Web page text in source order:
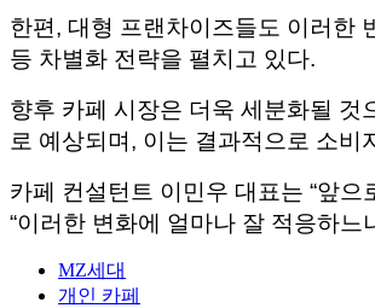
한편, 대형 프랜차이즈들도 이러한
등 차별화 전략을 펼치고 있다.
향후 카페 시장은 더욱 세분화될
로 예상되며, 이는 결과적으로 소비
카페 컨설턴트 이민우 대표는 “앞
“이러한 변화에 얼마나 잘 적응하
MZ세대
개인 카페